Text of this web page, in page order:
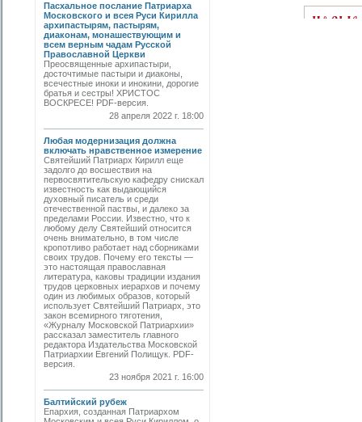
Пасхальное послание Патриарха
Московского и всея Руси Кирилла
архипастырям, пастырям,
диаконам, монашествующим и
всем верным чадам Русской
Православной Церкви
Преосвященные архипастыри,
досточтимые пастыри и диаконы,
всечестные иноки и инокини, дорогие
братья и сестры! ХРИСТОС
ВОСКРЕСЕ! PDF-версия.
28 апреля 2022 г. 18:00
Любая модернизация должна
включать нравственное измерение
Святейший Патриарх Кирилл еще
задолго до восшествия на
первосвятительскую кафедру снискал
известность как выдающийся
духовный писатель и среди
отечественной паствы, и далеко за
пределами России. Известно, что к
любому делу Святейший относится
очень внимательно, в том числе
кропотливо работает над сборниками
своих трудов. Почему его тексты —
это настоящая православная
литература, каковы традиции издания
трудов церковных иерархов и почему
один из любимых образов, который
использует Святейший Патриарх, это
закон всемирного тяготения,
«Журналу Московской Патриархии»
рассказал заместитель главного
редактора Издательства Московской
Патриархии Евгений Полищук. PDF-
версия.
23 ноября 2021 г. 16:00
Балтийский рубеж
Епархия, созданная Патриархом